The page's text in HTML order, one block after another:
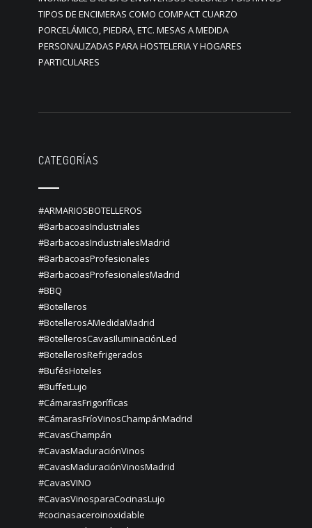
TIPOS DE ENCIMERAS COMO COMPACT CUARZO
PORCELÁMICO, PIEDRA, ETC. MESAS A MEDIDA
PERSONALIZADAS PARA HOSTELERIA Y HOGARES
PARTICULARES
CATEGORÍAS
#ARMARIOSBOTELLEROS
#BarbacoasIndustriales
#BarbacoasIndustrialesMadrid
#BarbacoasProfesionales
#BarbacoasProfesionalesMadrid
#BBQ
#Botelleros
#BotellerosAMedidaMadrid
#BotellerosCavasIluminaciónLed
#BotellerosRefrigerados
#BufésHoteles
#BuffetLujo
#CámarasFrigoríficas
#CámarasFríoVinosChampánMadrid
#CavasChampán
#CavasMaduraciónVinos
#CavasMaduraciónVinosMadrid
#CavasVINO
#CavasVinosparaCocinasLujo
#cocinasaceroinoxidable